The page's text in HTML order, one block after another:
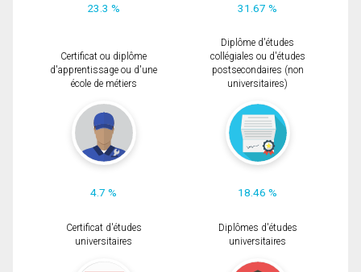
23.3 % 31.67 %
Certificat ou diplôme
d'apprentissage ou d'une
école de métiers
4.7 %
Diplôme d'études
collégiales ou d'études
postsecondaires (non
universitaires)
18.46 %
Certificat d'études
universitaires
Diplômes d'études
universitaires